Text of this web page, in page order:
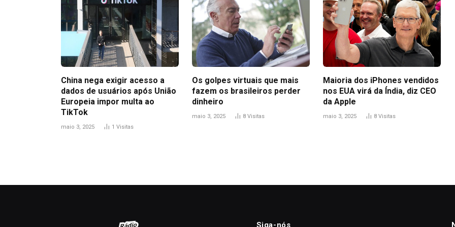
China nega exigir acesso a
dados de usuários após União
Europeia impor multa ao
TikTok
maio 3, 2025 1 Visitas
Os golpes virtuais que mais
fazem os brasileiros perder
dinheiro
maio 3, 2025 8 Visitas
Maioria dos iPhones vendidos
nos EUA virá da Índia, diz CEO
da Apple
maio 3, 2025 8 Visitas
Siga-nós